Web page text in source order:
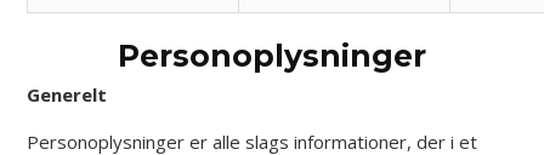
Personoplysninger
Generelt
Personoplysninger er alle slags informationer, der i et